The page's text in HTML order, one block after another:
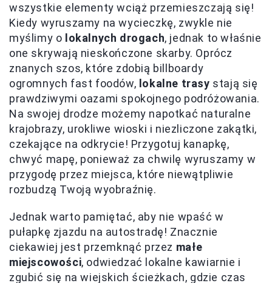
wszystkie elementy wciąż przemieszczają się!
Kiedy wyruszamy na wycieczkę, zwykle nie
myślimy o lokalnych drogach, jednak to właśnie
one skrywają nieskończone skarby. Oprócz
znanych szos, które zdobią billboardy
ogromnych fast foodów, lokalne trasy stają się
prawdziwymi oazami spokojnego podróżowania.
Na swojej drodze możemy napotkać naturalne
krajobrazy, urokliwe wioski i niezliczone zakątki,
czekające na odkrycie! Przygotuj kanapkę,
chwyć mapę, ponieważ za chwilę wyruszamy w
przygodę przez miejsca, które niewątpliwie
rozbudzą Twoją wyobraźnię.
Jednak warto pamiętać, aby nie wpaść w
pułapkę zjazdu na autostradę! Znacznie
ciekawiej jest przemknąć przez małe
miejscowości, odwiedzać lokalne kawiarnie i
zgubić się na wiejskich ścieżkach, gdzie czas